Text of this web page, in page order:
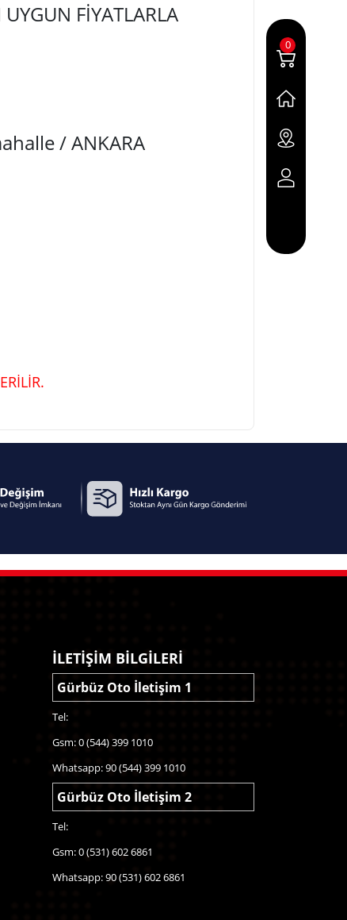
FİYATLARLA
/ ANKARA
0
İLETİŞİM BİLGİLERİ
Gürbüz Oto İletişim 1
Tel:
Gsm: 0 (544) 399 1010
Whatsapp: 90 (544) 399 1010
Gürbüz Oto İletişim 2
Tel:
Gsm: 0 (531) 602 6861
Whatsapp: 90 (531) 602 6861